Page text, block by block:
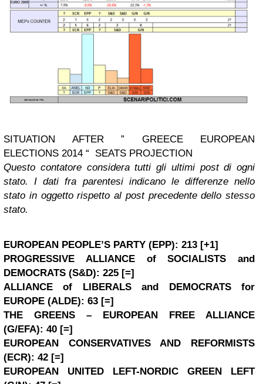
SITUATION AFTER ” GREECEEUROPEAN
ELECTIONS 2014 “ SEATS PROJECTION
Questo contatore considera tutti gli ultimi post di ogni
stato. I dati fra parentesi indicano le differenze nello
stato in oggetto rispetto al post precedente dello stesso
stato.
EUROPEAN PEOPLE’S PARTY (EPP): 213 [+1]
PROGRESSIVE ALLIANCE of SOCIALISTS and
DEMOCRATS (S&D): 225 [=]
ALLIANCE of LIBERALS and DEMOCRATS for
EUROPE (ALDE): 63 [=]
THE GREENS – EUROPEAN FREE ALLIANCE
(G/EFA): 40 [=]
EUROPEAN CONSERVATIVES AND REFORMISTS
(ECR): 42 [=]
EUROPEAN UNITED LEFT-NORDIC GREEN LEFT